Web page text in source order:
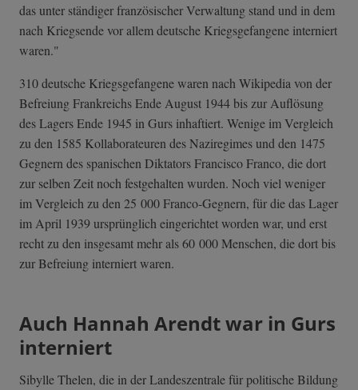
das unter ständiger französischer Verwaltung stand und in dem
nach Kriegsende vor allem deutsche Kriegsgefangene interniert
waren."
310 deutsche Kriegsgefangene waren nach Wikipedia von der
Befreiung Frankreichs Ende August 1944 bis zur Auflösung
des Lagers Ende 1945 in Gurs inhaftiert. Wenige im Vergleich
zu den 1585 Kollaborateuren des Naziregimes und den 1475
Gegnern des spanischen Diktators Francisco Franco, die dort
zur selben Zeit noch festgehalten wurden. Noch viel weniger
im Vergleich zu den 25 000 Franco-Gegnern, für die das Lager
im April 1939 ursprünglich eingerichtet worden war, und erst
recht zu den insgesamt mehr als 60 000 Menschen, die dort bis
zur Befreiung interniert waren.
Auch Hannah Arendt war in Gurs
interniert
Sibylle Thelen, die in der Landeszentrale für politische Bildung